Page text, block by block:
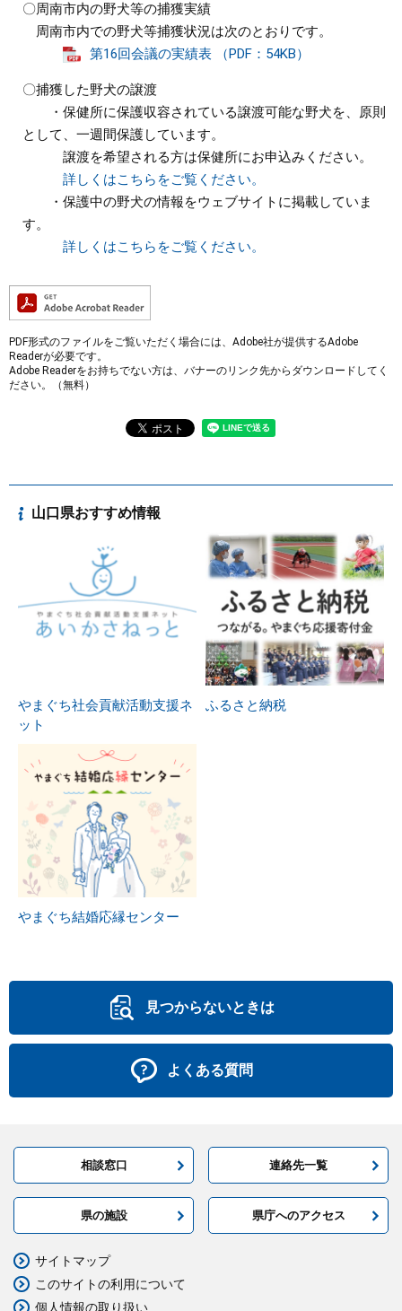
〇周南市内の野犬等の捕獲実績
周南市内での野犬等捕獲状況は次のとおりです。
第16回会議の実績表 （PDF：54KB）
〇捕獲した野犬の譲渡
・保健所に保護収容されている譲渡可能な野犬を、原則
として、一週間保護しています。
譲渡を希望される方は保健所にお申込みください。
詳しくはこちらをご覧ください。
・保護中の野犬の情報をウェブサイトに掲載していま
す。
詳しくはこちらをご覧ください。
PDF形式のファイルをご覧いただく場合には、Adobe社が提供するAdobe
Readerが必要です。
Adobe Readerをお持ちでない方は、バナーのリンク先からダウンロードしてく
ださい。（無料）
山口県おすすめ情報
やまぐち社会貢献活動支援ネ
ット
ふるさと納税
やまぐち結婚応縁センター
見つからないときは
よくある質問
相談窓口 連絡先一覧
県の施設 県庁へのアクセス
サイトマップ
このサイトの利用について
個人情報の取り扱い